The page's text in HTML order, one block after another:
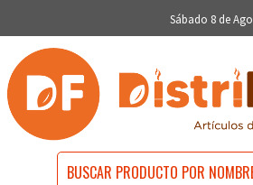
Sábado 8 de